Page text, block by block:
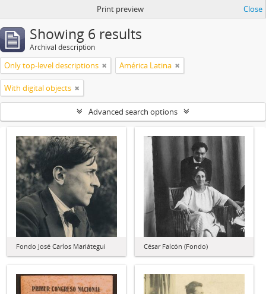
Print preview Close
Showing 6 results
Archival description
Only top-level descriptions América Latina
With digital objects
Advanced search options
Fondo José Carlos Mariátegui César Falcón (Fondo)